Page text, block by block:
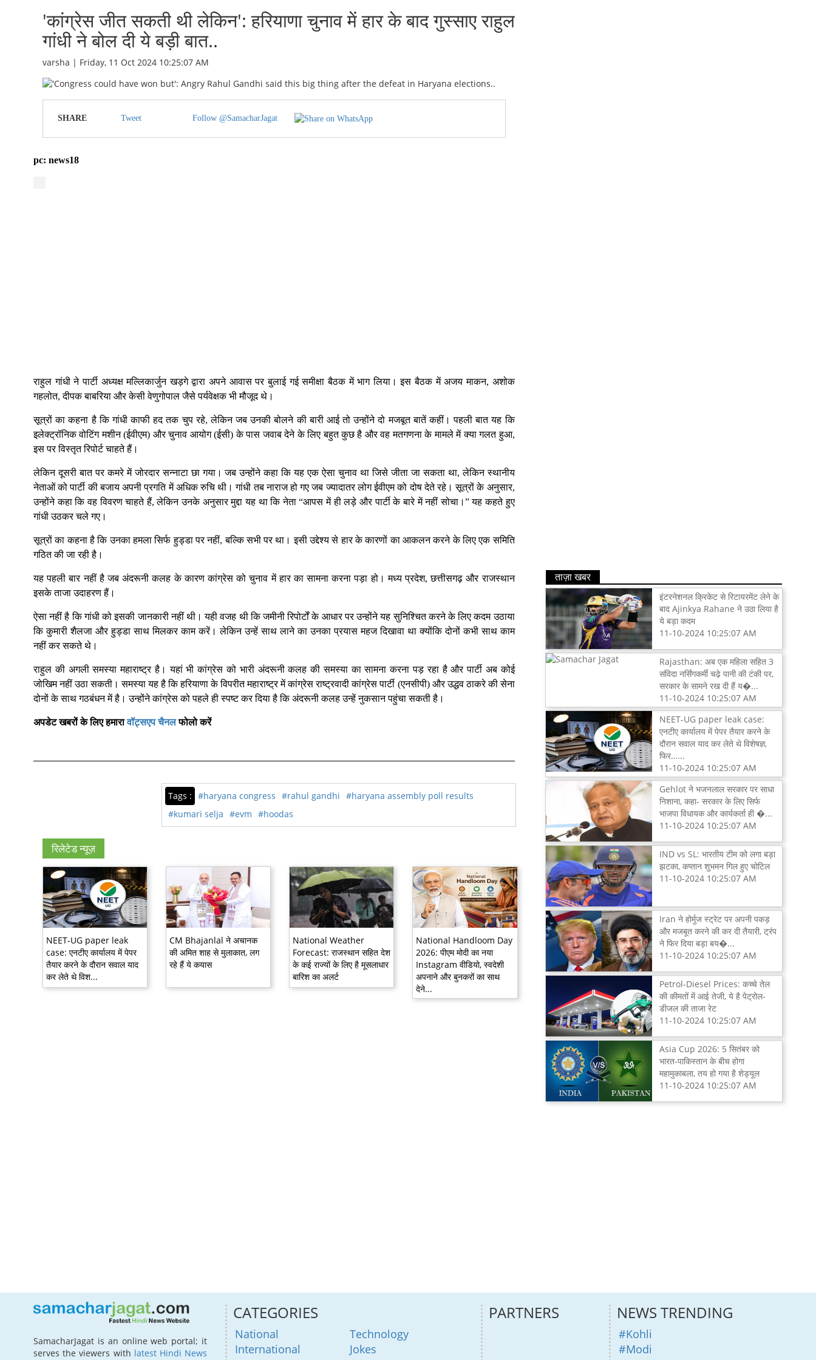
'कांग्रेस जीत सकती थी लेकिन': हरियाणा चुनाव में हार के बाद गुस्साए राहुल
गांधी ने बोल दी ये बड़ी बात..
varsha | Friday, 11 Oct 2024 10:25:07 AM
SHARE Tweet Follow @SamacharJagat
pc: news18
राहुल गांधी ने पार्टी अध्यक्ष मल्लिकार्जुन खड़गे द्वारा अपने आवास पर बुलाई गई समीक्षा बैठक में भाग लिया। इस बैठक में अजय माकन, अशोक
गहलोत, दीपक बाबरिया और केसी वेणुगोपाल जैसे पर्यवेक्षक भी मौजूद थे।
सूत्रों का कहना है कि गांधी काफी हद तक चुप रहे, लेकिन जब उनकी बोलने की बारी आई तो उन्होंने दो मजबूत बातें कहीं। पहली बात यह कि
इलेक्ट्रॉनिक वोटिंग मशीन (ईवीएम) और चुनाव आयोग (ईसी) के पास जवाब देने के लिए बहुत कुछ है और वह मतगणना के मामले में क्या गलत हुआ,
इस पर विस्तृत रिपोर्ट चाहते हैं।
लेकिन दूसरी बात पर कमरे में जोरदार सन्नाटा छा गया। जब उन्होंने कहा कि यह एक ऐसा चुनाव था जिसे जीता जा सकता था, लेकिन स्थानीय
नेताओं को पार्टी की बजाय अपनी प्रगति में अधिक रुचि थी। गांधी तब नाराज हो गए जब ज्यादातर लोग ईवीएम को दोष देते रहे। सूत्रों के अनुसार,
उन्होंने कहा कि वह विवरण चाहते हैं, लेकिन उनके अनुसार मुद्दा यह था कि नेता “आपस में ही लड़े और पार्टी के बारे में नहीं सोचा।” यह कहते हुए
गांधी उठकर चले गए।
सूत्रों का कहना है कि उनका हमला सिर्फ हुड्डा पर नहीं, बल्कि सभी पर था। इसी उद्देश्य से हार के कारणों का आकलन करने के लिए एक समिति
गठित की जा रही है।
यह पहली बार नहीं है जब अंदरूनी कलह के कारण कांग्रेस को चुनाव में हार का सामना करना पड़ा हो। मध्य प्रदेश, छत्तीसगढ़ और राजस्थान
इसके ताजा उदाहरण हैं।
ऐसा नहीं है कि गांधी को इसकी जानकारी नहीं थी। यही वजह थी कि जमीनी रिपोर्टों के आधार पर उन्होंने यह सुनिश्चित करने के लिए कदम उठाया
कि कुमारी शैलजा और हुड्डा साथ मिलकर काम करें। लेकिन उन्हें साथ लाने का उनका प्रयास महज दिखावा था क्योंकि दोनों कभी साथ काम
नहीं कर सकते थे।
राहुल की अगली समस्या महाराष्ट्र है। यहां भी कांग्रेस को भारी अंदरूनी कलह की समस्या का सामना करना पड़ रहा है और पार्टी अब कोई
जोखिम नहीं उठा सकती। समस्या यह है कि हरियाणा के विपरीत महाराष्ट्र में कांग्रेस राष्ट्रवादी कांग्रेस पार्टी (एनसीपी) और उद्धव ठाकरे की सेना
दोनों के साथ गठबंधन में है। उन्होंने कांग्रेस को पहले ही स्पष्ट कर दिया है कि अंदरूनी कलह उन्हें नुकसान पहुंचा सकती है।
अपडेट खबरों के लिए हमारावॉट्सएप चैनल फोलो करें
Tags : #haryana congress #rahul gandhi #haryana assembly poll results
#kumari selja #evm #hoodas
रिलेटेड न्यूज़
NEET-UG paper leak
case: एनटीए कार्यालय में पेपर
तैयार करने के दौरान सवाल याद
कर लेते थे विश...
CM Bhajanlal ने अचानक
की अमित शाह से मुलाकात, लग
रहे हैं ये कयास
National Weather
Forecast: राजस्थान सहित देश
के कई राज्यों के लिए है मूसलाधार
बारिश का अलर्ट
National Handloom Day
2026: पीएम मोदी का नया
Instagram वीडियो, स्वदेशी
अपनाने और बुनकरों का साथ
देने...
ताज़ा खबर
इंटरनेशनल क्रिकेट से रिटायरमेंट लेने के
बाद Ajinkya Rahane ने उठा लिया है
ये बड़ा कदम
11-10-2024 10:25:07 AM
Rajasthan: अब एक महिला सहित 3
संविदा नर्सिंगकर्मी चढ़े पानी की टंकी पर,
सरकार के सामने रख दी हैं य�...
11-10-2024 10:25:07 AM
NEET-UG paper leak case:
एनटीए कार्यालय में पेपर तैयार करने के
दौरान सवाल याद कर लेते थे विशेषज्ञ,
फिर…...
11-10-2024 10:25:07 AM
Gehlot ने भजनलाल सरकार पर साधा
निशाना, कहा- सरकार के लिए सिर्फ
भाजपा विधायक और कार्यकर्ता ही �...
11-10-2024 10:25:07 AM
IND vs SL: भारतीय टीम को लगा बड़ा
झटका, कप्तान शुभमन गिल हुए चोटिल
11-10-2024 10:25:07 AM
Iran ने होर्मुज स्ट्रेट पर अपनी पकड़
और मजबूत करने की कर दी तैयारी, ट्रंप
ने फिर दिया बड़ा बय�...
11-10-2024 10:25:07 AM
Petrol-Diesel Prices: कच्चे तेल
की कीमतों में आई तेजी, ये है पेट्रोल-
डीजल की ताजा रेट
11-10-2024 10:25:07 AM
Asia Cup 2026: 5 सितंबर को
भारत-पाकिस्तान के बीच होगा
महामुकाबला, तय हो गया है शेड्यूल
11-10-2024 10:25:07 AM
SamacharJagat is an online web portal; it
serves the viewers with latest Hindi News
CATEGORIES
National
International
Technology
Jokes
PARTNERS NEWS TRENDING
#Kohli
#Modi